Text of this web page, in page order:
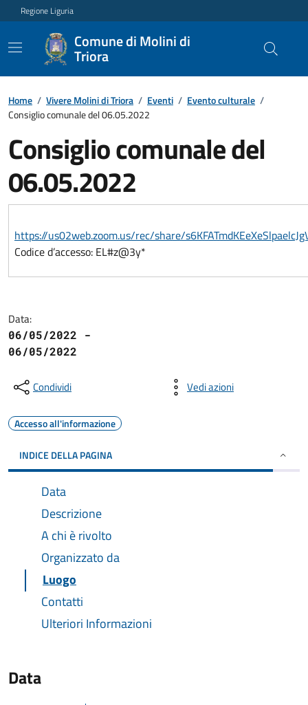
Regione Liguria
Comune di Molini di
Triora
Home / Vivere Molini di Triora / Eventi / Evento culturale /
Consiglio comunale del 06.05.2022
Consiglio comunale del
06.05.2022
https://us02web.zoom.us/rec/share/
Codice d’accesso: EL#z@3y*
Data:
06/05/2022 -
06/05/2022
Condividi Vedi azioni
Accesso all'informazione
INDICE DELLA PAGINA
Data
Descrizione
A chi è rivolto
Organizzato da
Luogo
Contatti
Ulteriori Informazioni
Data